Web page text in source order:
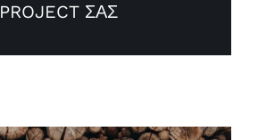
PROJECT ΣΑΣ